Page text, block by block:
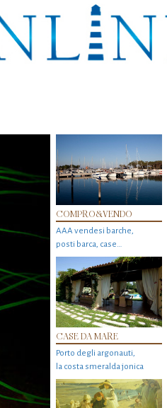
COMPRO&VENDO
AAA vendesi barche,
posti barca, case…
CASE DA MARE
Porto degli argonauti,
la costa smeralda jonica